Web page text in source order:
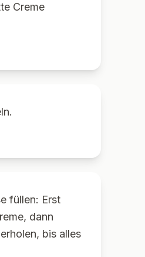
Creme
füllen: Erst
dann
bis alles